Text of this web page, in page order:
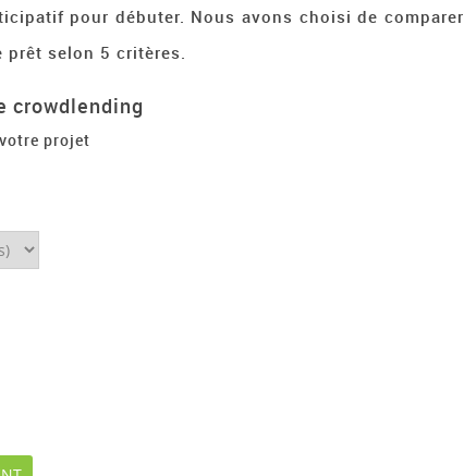
pour débuter. Nous avons choisi de comparer
prêt selon 5 critères.
crowdlending
projet